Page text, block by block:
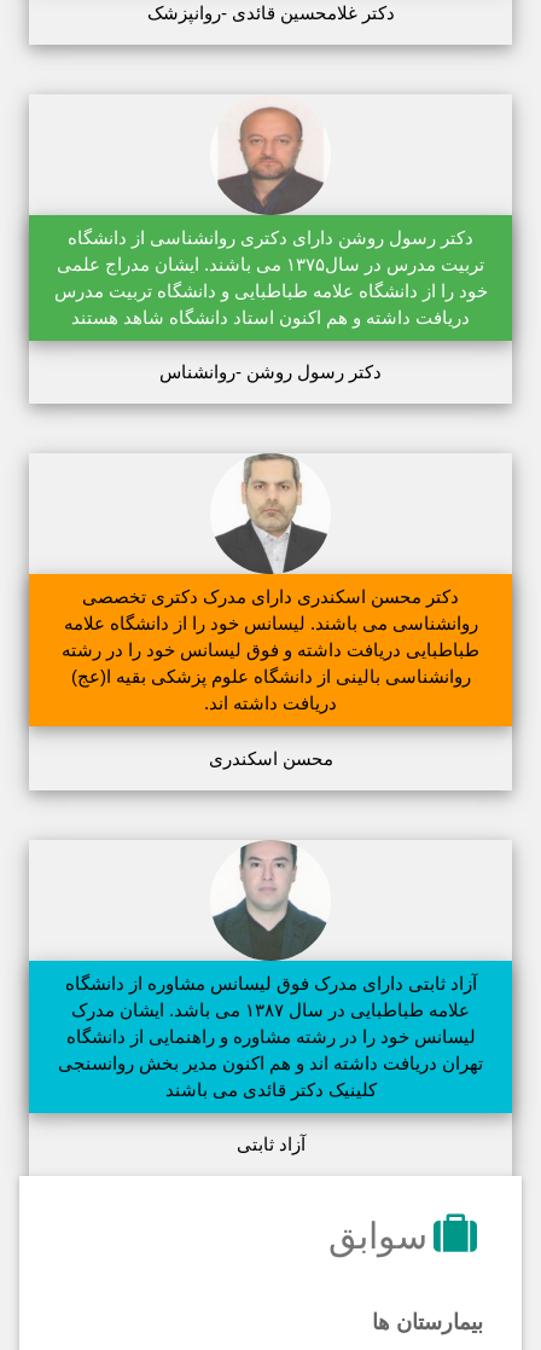
دکتر غلامحسین قائدی -روانپزشک
دکتر رسول روشن دارای دکتری روانشناسی از دانشگاه
تربیت مدرس در سال۱۳۷۵ می باشند. ایشان مدراج علمی
خود را از دانشگاه علامه طباطبایی و دانشگاه تربیت مدرس
دریافت داشته و هم اکنون استاد دانشگاه شاهد هستند
دکتر رسول روشن -روانشناس
دکتر محسن اسکندری دارای مدرک دکتری تخصصی
روانشناسی می باشند. لیسانس خود را از دانشگاه علامه
طباطبایی دریافت داشته و فوق لیسانس خود را در رشته
روانشناسی بالینی از دانشگاه علوم پزشکی بقیه ا(عج)
دریافت داشته اند.
محسن اسکندری
آزاد ثابتی دارای مدرک فوق لیسانس مشاوره از دانشگاه
علامه طباطبایی در سال ۱۳۸۷ می باشد. ایشان مدرک
لیسانس خود را در رشته مشاوره و راهنمایی از دانشگاه
تهران دریافت داشته اند و هم اکنون مدیر بخش روانسنجی
کلینیک دکتر قائدی می باشند
آزاد ثابتی
سوابق
بیمارستان ها